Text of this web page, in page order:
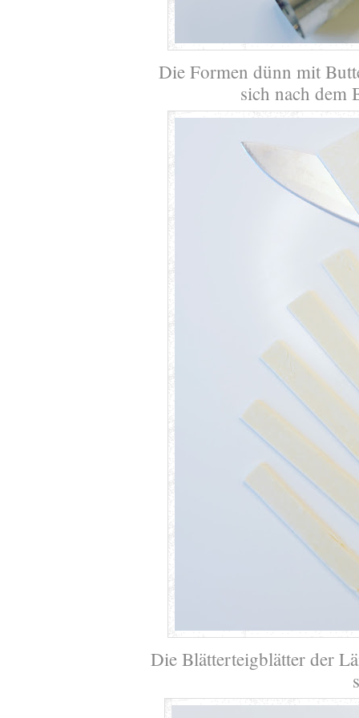
Die Formen dünn mit
sich nach dem
Die Blätterteigblätter der